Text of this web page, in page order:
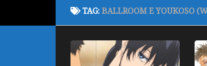
TAG:BALLROOM E YOUKOSO